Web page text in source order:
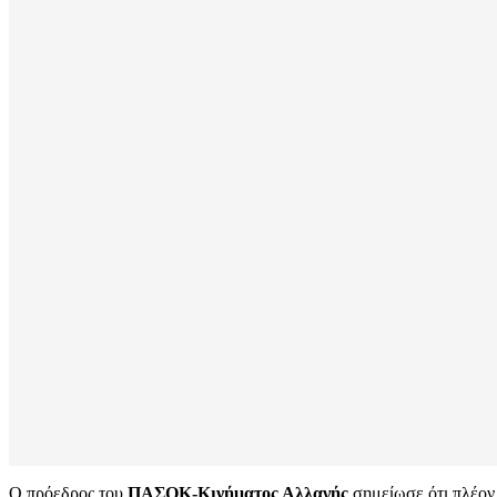
Ο πρόεδρος του ΠΑΣΟΚ-Κινήματος Αλλαγής σημείωσε ότι